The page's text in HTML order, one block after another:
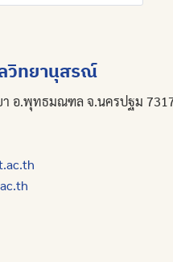
วิทยานุสรณ์
า อ.พุทธมณฑล จ.นครปฐม